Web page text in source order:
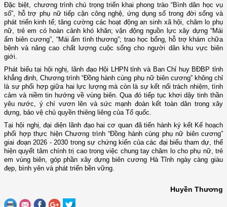
Đặc biệt, chương trình chú trọng triển khai phong trào “Bình dân học vụ
số”, hỗ trợ phụ nữ tiếp cận công nghệ, ứng dụng số trong đời sống và
phát triển kinh tế; tăng cường các hoạt động an sinh xã hội, chăm lo phụ
nữ, trẻ em có hoàn cảnh khó khăn; vận động nguồn lực xây dựng “Mái
ấm biên cương”, “Mái ấm tình thương”; trao học bổng, hỗ trợ khám chữa
bệnh và nâng cao chất lượng cuộc sống cho người dân khu vực biên
giới.
Phát biểu tại hội nghị, lãnh đạo Hội LHPN tỉnh và Ban Chỉ huy BĐBP tỉnh
khẳng định, Chương trình “Đồng hành cùng phụ nữ biên cương” không chỉ
là sự phối hợp giữa hai lực lượng mà còn là sự kết nối trách nhiệm, tình
cảm và niềm tin hướng về vùng biên. Qua đó tiếp tục khơi dậy tinh thần
yêu nước, ý chí vươn lên và sức mạnh đoàn kết toàn dân trong xây
dựng, bảo vệ chủ quyền thiêng liêng của Tổ quốc.
Tại hội nghị, đại diện lãnh đạo hai cơ quan đã tiến hành ký kết Kế hoạch
phối hợp thực hiện Chương trình “Đồng hành cùng phụ nữ biên cương”
giai đoạn 2026 - 2030 trong sự chứng kiến của các đại biểu tham dự, thể
hiện quyết tâm chính trị cao trong việc chung tay chăm lo cho phụ nữ, trẻ
em vùng biên, góp phần xây dựng biên cương Hà Tĩnh ngày càng giàu
đẹp, bình yên và phát triển bền vững.
Huyền Thương